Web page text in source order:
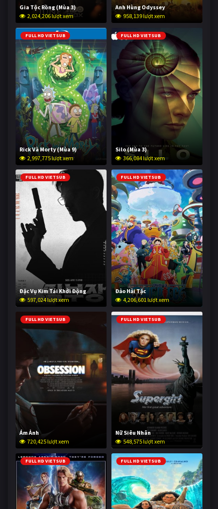
Gia Tộc Rồng (Mùa 3)
2,024,206 lượt xem
Anh Hùng Odyssey
958,139 lượt xem
FULL HD VIETSUB
Rick Và Morty (Mùa 9)
2,997,775 lượt xem
FULL HD VIETSUB
Silo (Mùa 3)
366,084 lượt xem
FULL HD VIETSUB
Đặc Vụ Kim Tái Khởi Động
597,024 lượt xem
FULL HD VIETSUB
Đảo Hải Tặc
4,206,601 lượt xem
FULL HD VIETSUB
Ám Ảnh
720,425 lượt xem
FULL HD VIETSUB
Nữ Siêu Nhân
548,575 lượt xem
FULL HD VIETSUB FULL HD VIETSUB